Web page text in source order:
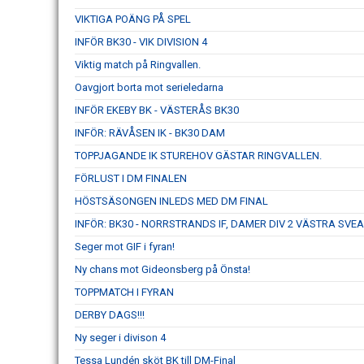
VIKTIGA POÄNG PÅ SPEL
INFÖR BK30 - VIK DIVISION 4
Viktig match på Ringvallen.
Oavgjort borta mot serieledarna
INFÖR EKEBY BK - VÄSTERÅS BK30
INFÖR: RÄVÅSEN IK - BK30 DAM
TOPPJAGANDE IK STUREHOV GÄSTAR RINGVALLEN.
FÖRLUST I DM FINALEN
HÖSTSÄSONGEN INLEDS MED DM FINAL
INFÖR: BK30 - NORRSTRANDS IF, DAMER DIV 2 VÄSTRA
Seger mot GIF i fyran!
Ny chans mot Gideonsberg på Önsta!
TOPPMATCH I FYRAN
DERBY DAGS!!!
Ny seger i divison 4
Tessa Lundén sköt BK till DM-Final